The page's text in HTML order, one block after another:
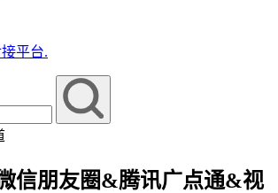
平台.
信朋友圈&腾讯广点通&视